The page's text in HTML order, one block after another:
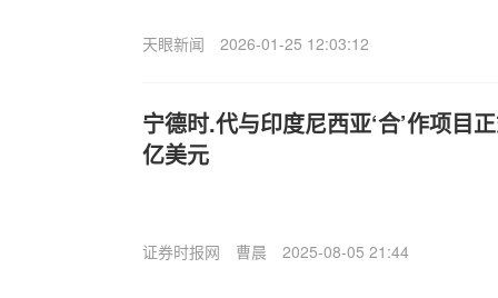
天眼新闻 2026-01-25 12:03:12
宁德时.代与印度尼西亚‘合’作项目
亿美元
证券时报网 曹晨 2025-08-05 21:44